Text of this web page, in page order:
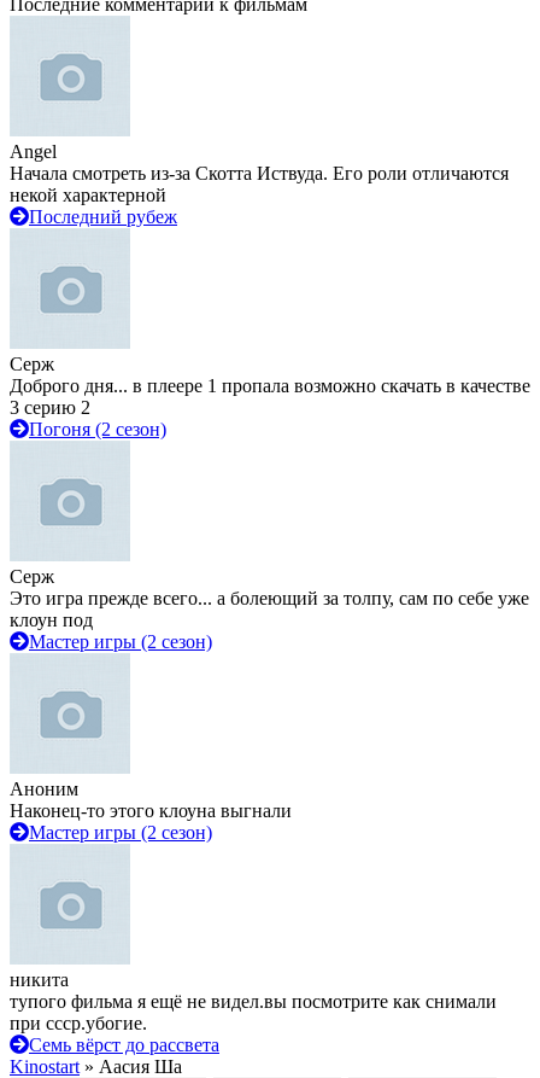
Последние комментарии к фильмам
Angel
Начала смотреть из-за Скотта Иствуда. Его роли отличаются
некой характерной
Последний рубеж
Серж
Доброго дня... в плеере 1 пропала возможно скачать в качестве
3 серию 2
Погоня (2 сезон)
Серж
Это игра прежде всего... а болеющий за толпу, сам по себе уже
клоун под
Мастер игры (2 сезон)
Аноним
Наконец-то этого клоуна выгнали
Мастер игры (2 сезон)
никита
тупого фильма я ещё не видел.вы посмотрите как снимали
при ссср.убогие.
Семь вёрст до рассвета
Kinostart » Аасия Ша